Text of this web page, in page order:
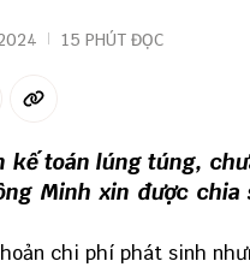
15 PHÚT ĐỌC
kế toán lúng túng,
Minh xin được
chi phí phát sinh